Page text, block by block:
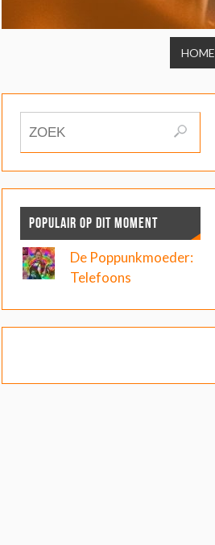
HOME
POPULAIR OP DIT MOMENT
De Poppunkmoeder:
Telefoons